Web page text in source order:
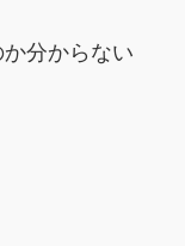
分からない